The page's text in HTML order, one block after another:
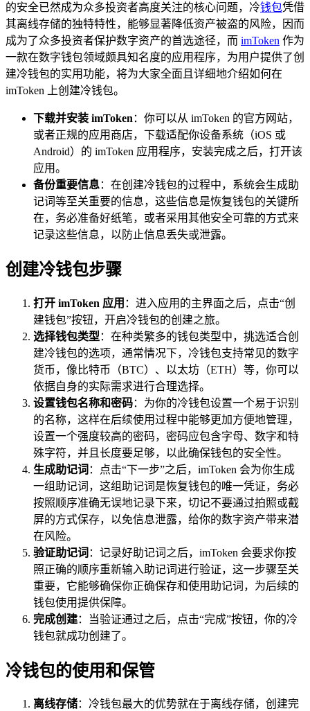
的安全已然成为众多投资者高度关注的核心问题，冷钱包凭借
其离线存储的独特特性，能够显著降低资产被盗的风险，因而
成为了众多投资者保护数字资产的首选途径，而 imToken 作为
一款在数字钱包领域颇具知名度的应用程序，为用户提供了创
建冷钱包的实用功能，将为大家全面且详细地介绍如何在
imToken 上创建冷钱包。
下载并安装 imToken ：你可以从 imToken 的官方网站，
或者正规的应用商店，下载适配你设备系统（iOS 或
Android）的 imToken 应用程序，安装完成之后，打开该
应用。
备份重要信息：在创建冷钱包的过程中，系统会生成助
记词等至关重要的信息，这些信息是恢复钱包的关键所
在，务必准备好纸笔，或者采用其他安全可靠的方式来
记录这些信息，以防止信息丢失或泄露。
创建冷钱包步骤
打开 imToken 应用 ：进入应用的主界面之后，点击“创
建钱包”按钮，开启冷钱包的创建之旅。
选择钱包类型 ：在种类繁多的钱包类型中，挑选适合创
建冷钱包的选项，通常情况下，冷钱包支持常见的数字
货币，像比特币（BTC）、以太坊（ETH）等，你可以
依据自身的实际需求进行合理选择。
设置钱包名称和密码：为你的冷钱包设置一个易于识别
的名称，这样在后续使用过程中能够更加方便地管理，
设置一个强度较高的密码，密码应包含字母、数字和特
殊字符，并且长度要足够，以此确保钱包的安全性。
生成助记词 ：点击“下一步”之后，imToken 会为你生成
一组助记词，这组助记词是恢复钱包的唯一凭证，务必
按照顺序准确无误地记录下来，切记不要通过拍照或截
屏的方式保存，以免信息泄露，给你的数字资产带来潜
在风险。
验证助记词 ：记录好助记词之后，imToken 会要求你按
照正确的顺序重新输入助记词进行验证，这一步骤至关
重要，它能够确保你正确保存和使用助记词，为后续的
钱包使用提供保障。
完成创建：当验证通过之后，点击“完成”按钮，你的冷
钱包就成功创建了。
冷钱包的使用和保管
离线存储：冷钱包最大的优势就在于离线存储，创建完